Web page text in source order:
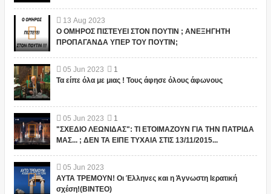
13 Aug 2023
Ο ΟΜΗΡΟΣ ΠΙΣΤΕΥΕΙ ΣΤΟΝ ΠΟΥΤΙΝ ; ΑΝΕΞΗΓΗΤΗ
ΠΡΟΠΑΓΑΝΔΑ ΥΠΕΡ ΤΟΥ ΠΟΥΤΙΝ;
05 Jun 2023
1
Τα είπε όλα με μιας ! Τους άφησε όλους άφωνους
05 Jun 2023
1
"ΣΧΕΔΙΟ ΛΕΩΝΙΔΑΣ": ΤΙ ΕΤΟΙΜΑΖΟΥΝ ΓΙΑ ΤΗΝ ΠΑΤΡΙΔΑ
ΜΑΣ... ; ΔΕΝ ΤΑ ΕΙΠΕ ΤΥΧΑΙΑ ΣΤΙΣ 13/11/2015...
05 Jun 2023
ΑΥΤΑ ΤΡΕΜΟΥΝ! Οι Έλληνες και η Άγνωστη Ιερατική
σχέση!(ΒΙΝΤΕΟ)